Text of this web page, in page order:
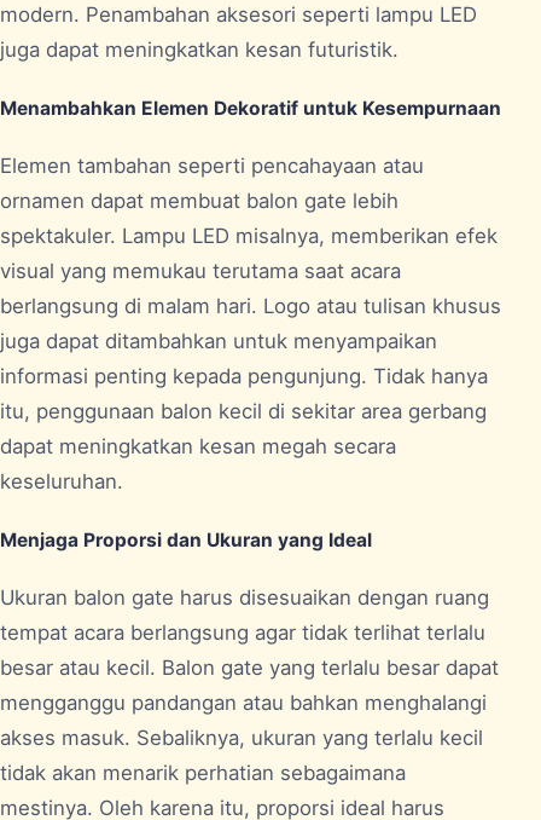
modern. Penambahan aksesori seperti lampu LED
juga dapat meningkatkan kesan futuristik.
Menambahkan Elemen Dekoratif untuk Kesempurnaan
Elemen tambahan seperti pencahayaan atau
ornamen dapat membuat balon gate lebih
spektakuler. Lampu LED misalnya, memberikan efek
visual yang memukau terutama saat acara
berlangsung di malam hari. Logo atau tulisan khusus
juga dapat ditambahkan untuk menyampaikan
informasi penting kepada pengunjung. Tidak hanya
itu, penggunaan balon kecil di sekitar area gerbang
dapat meningkatkan kesan megah secara
keseluruhan.
Menjaga Proporsi dan Ukuran yang Ideal
Ukuran balon gate harus disesuaikan dengan ruang
tempat acara berlangsung agar tidak terlihat terlalu
besar atau kecil. Balon gate yang terlalu besar dapat
mengganggu pandangan atau bahkan menghalangi
akses masuk. Sebaliknya, ukuran yang terlalu kecil
tidak akan menarik perhatian sebagaimana
mestinya. Oleh karena itu, proporsi ideal harus